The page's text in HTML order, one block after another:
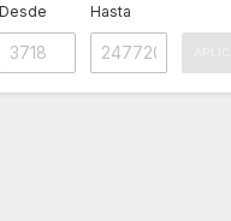
Desde Hasta